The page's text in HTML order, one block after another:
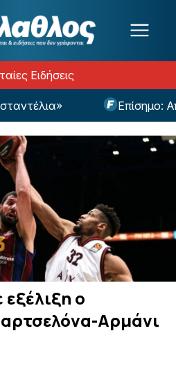
Ειδήσεις
Επίσημο:
ο
Αρμάνι